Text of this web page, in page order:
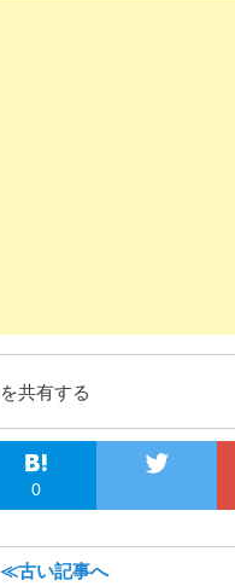
共有する
0
≪古い記事へ